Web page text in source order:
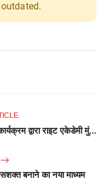
द्वारा राइट एकेडेमी मुं...
बनाने का नया माध्यम